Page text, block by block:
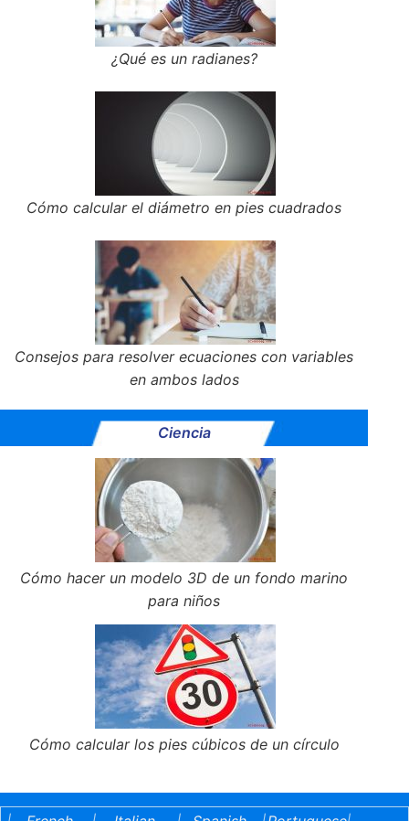
¿Qué es un radianes?
Cómo calcular el diámetro en pies cuadrados
Consejos para resolver ecuaciones con variables
en ambos lados
Ciencia
Cómo hacer un modelo 3D de un fondo marino
para niños
Cómo calcular los pies cúbicos de un círculo